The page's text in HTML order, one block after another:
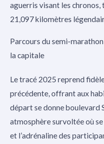
aguerris visant les
21,097 kilomètres
Parcours du semi-
la capitale
Le tracé 2025 reprend
précédente, offrant aux
départ se donne boulevard
atmosphère survoltée où
et l’adrénaline des